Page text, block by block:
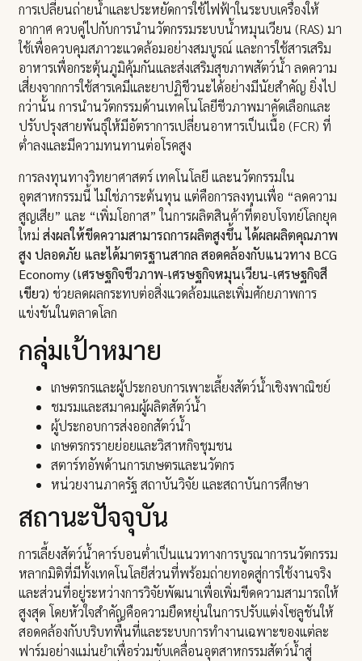
การเปลี่ยนถ่ายน้ำและประหยัดการใช้ไฟฟ้าในระบบเครื่องให้
อากาศ ควบคู่ไปกับการนำนวัตกรรมระบบน้ำหมุนเวียน (RAS) มา
ใช้เพื่อควบคุมสภาวะแวดล้อมอย่างสมบูรณ์ และการใช้สารเสริม
อาหารเพื่อกระตุ้นภูมิคุ้มกันและส่งเสริมสุขภาพสัตว์น้ำ ลดความ
เสี่ยงจากการใช้สารเคมีและยาปฏิชีวนะได้อย่างมีนัยสำคัญ ยิ่งไป
กว่านั้น การนำนวัตกรรมด้านเทคโนโลยีชีวภาพมาคัดเลือกและ
ปรับปรุงสายพันธุ์ให้มีอัตราการเปลี่ยนอาหารเป็นเนื้อ (FCR) ที่
ต่ำลงและมีความทนทานต่อโรคสูง
การลงทุนทางวิทยาศาสตร์ เทคโนโลยี และนวัตกรรมใน
อุตสาหกรรมนี้ ไม่ใช่ภาระต้นทุน แต่คือการลงทุนเพื่อ “ลดความ
สูญเสีย” และ “เพิ่มโอกาส” ในการผลิตสินค้าที่ตอบโจทย์โลกยุค
ใหม่ส่งผลให้ขีดความสามารถการผลิตสูงขึ้น ได้ผลผลิตคุณภาพ
สูง ปลอดภัย และได้มาตรฐานสากล สอดคล้องกับแนวทาง BCG
Economy (เศรษฐกิจชีวภาพ-เศรษฐกิจหมุนเวียน-เศรษฐกิจสี
เขียว) ช่วยลดผลกระทบต่อสิ่งแวดล้อมและเพิ่มศักยภาพการ
แข่งขันในตลาดโลก
กลุ่มเป้าหมาย
เกษตรกรและผู้ประกอบการเพาะเลี้ยงสัตว์น้ำเชิงพาณิชย์
ชมรมและสมาคมผู้ผลิตสัตว์น้ำ
ผู้ประกอบการส่งออกสัตว์น้ำ
เกษตรกรรายย่อยและวิสาหกิจชุมชน
สตาร์ทอัพด้านการเกษตรและนวัตกร
หน่วยงานภาครัฐ สถาบันวิจัย และสถาบันการศึกษา
สถานะปัจจุบัน
การเลี้ยงสัตว์น้ำคาร์บอนต่ำเป็นแนวทางการบูรณาการนวัตกรรม
หลากมิติที่มีทั้งเทคโนโลยีส่วนที่พร้อมถ่ายทอดสู่การใช้งานจริง
และส่วนที่อยู่ระหว่างการวิจัยพัฒนาเพื่อเพิ่มขีดความสามารถให้
สูงสุด โดยหัวใจสำคัญคือความยืดหยุ่นในการปรับแต่งโซลูชันให้
สอดคล้องกับบริบทพื้นที่และระบบการทำงานเฉพาะของแต่ละ
ฟาร์มอย่างแม่นยำเพื่อร่วมขับเคลื่อนอุตสาหกรรมสัตว์น้ำสู่